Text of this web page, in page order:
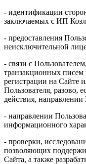
- идентификации
заключаемых с ИП
- предоставления
неисключительной
- связи с
транзакционных писем
регистрации на Сайте
Пользователя, разово,
действия,
- направлении
информационного
- проверки,
позволяющих
Сайта, а также